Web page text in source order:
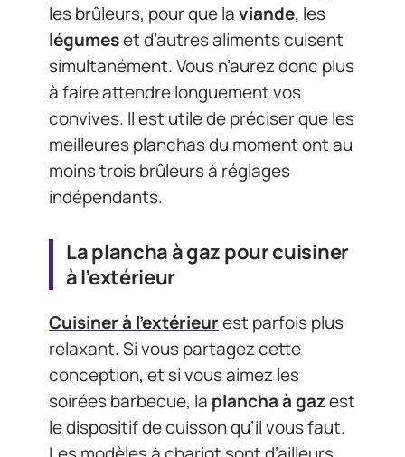
les brûleurs, pour que laviande, les
légumeset d’autres aliments cuisent
simultanément. Vous n’aurez donc plus
à faire attendre longuement vos
convives. Il est utile de préciser que les
meilleures planchas du moment ont au
moins trois brûleurs à réglages
indépendants.
La plancha à gaz pour cuisiner
à l’extérieur
Cuisiner à l’extérieurest parfois plus
relaxant. Si vous partagez cette
conception, et si vous aimez les
soirées barbecue, la plancha à gazest
le dispositif de cuisson qu’il vous faut.